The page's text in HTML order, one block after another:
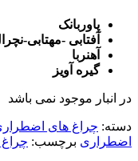
پاوربانک
آفتابی -مهتابی-
آهنربا
گیره آویز
در انبار موجود نمی باشد
دسته: چراغ های
اضطراری برچسب: